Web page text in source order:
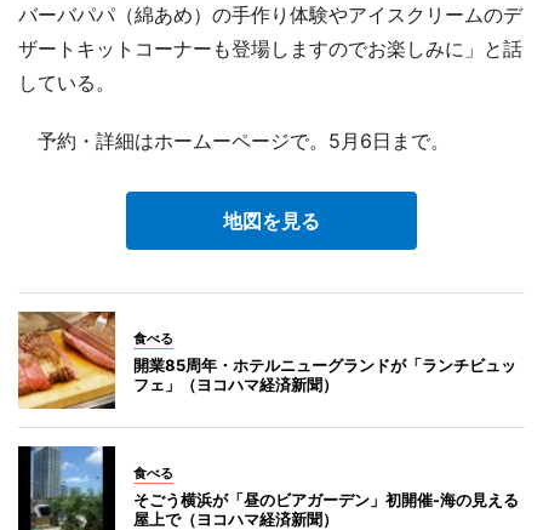
バーバパパ（綿あめ）の手作り体験やアイスクリームのデ
ザートキットコーナーも登場しますのでお楽しみに」と話
している。
予約・詳細はホームーページで。5月6日まで。
地図を見る
食べる
開業85周年・ホテルニューグランドが「ランチビュッ
フェ」（ヨコハマ経済新聞）
食べる
そごう横浜が「昼のビアガーデン」初開催-海の見える
屋上で（ヨコハマ経済新聞）